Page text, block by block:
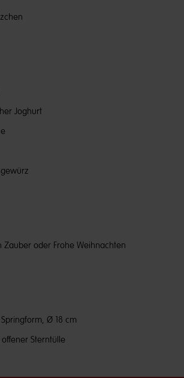
Joghurt
Zauber oder Frohe Weihnachten
Ø 18 cm
Sterntülle